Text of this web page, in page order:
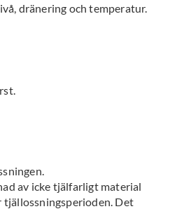
dränering och temperatur.
av icke tjälfarligt material
tjällossningsperioden. Det